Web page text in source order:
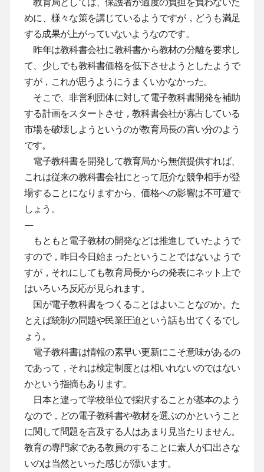
めに、様々な策を講じているようですが，どうも満足
する成果が上がっていないようなのです。
昨年は教科書会社に教科書から教材の分離を要求し
て、少しでも教科書価格を低下させようとしたようで
すが，これが思うようにうまくいかなかった。
そこで、非営利団体に対して電子教科書開発を補助
する計画をスタートさせ，教科書会社が寡占している
市場を破壊しようというのが教育局長の言い分のよう
です。
電子教科書を開発して教育局から無償提供すれば、
これは従来の教科書会社にとって厄介な競争相手が登
場することになりますから、価格への影響は不可避で
しょう。
—
もともと電子教材の開発などは推進していたようで
すので，昨日今日始まったということではないようで
すが，それにしても教育局長からの発表にネット上で
はいろいろ反応が見られます。
国が電子教科書をつくることはよいことなのか。た
とえば統制の問題や民業圧迫という話も出てくるでし
ょう。
電子教科書は情報の素早い更新にこそ意味があるの
であって，それは検定制度とは相いれないのではない
かという指摘もあります。
日本と違って学校単位で採択することが基本のよう
なので，どの電子教科書や教材を選ぶのかということ
に関して問題を言及する人はあまり見当たりません。
教育の専門家である教員のすることに素人が口出さな
いのは当然といった感じが漂います。